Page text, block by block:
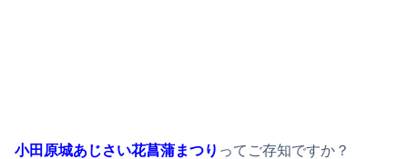
小田原城あじさい花菖蒲まつり ってご存知ですか？